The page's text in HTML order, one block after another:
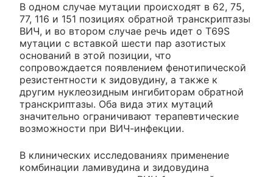
В одном случае мутации происходят в 62, 75,
77, 116 и 151 позициях обратной транскриптазы
ВИЧ, и во втором случае речь идет о T69S
мутации с вставкой шести пар азотистых
оснований в этой позиции, что
сопровождается появлением фенотипической
резистентности к зидовудину, а также к
другим нуклеозидным ингибиторам обратной
транскриптазы. Оба вида этих мутаций
значительно ограничивают терапевтические
возможности при ВИЧ-инфекции.
В клинических исследованиях применение
комбинации ламивудина и зидовудина